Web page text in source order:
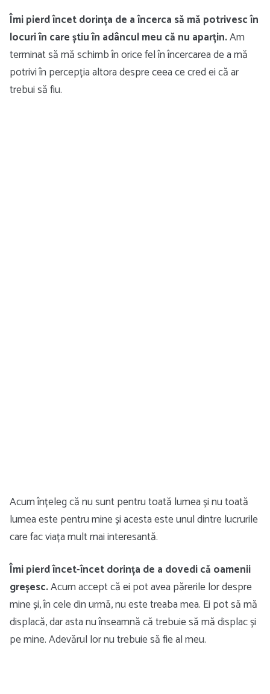
Îmi pierd încet dorința de a încerca să mă potrivesc în
locuri în care știu în adâncul meu că nu aparțin.Am
terminat să mă schimb în orice fel în încercarea de a mă
potrivi în percepția altora despre ceea ce cred ei că ar
trebui să fiu.
Acum înțeleg că nu sunt pentru toată lumea și nu toată
lumea este pentru mine și acesta este unul dintre lucrurile
care fac viața mult mai interesantă.
Îmi pierd încet-încet dorința de a dovedi că oamenii
greșesc.Acum accept că ei pot avea părerile lor despre
mine și, în cele din urmă, nu este treaba mea. Ei pot să mă
displacă, dar asta nu înseamnă că trebuie să mă displac și
pe mine. Adevărul lor nu trebuie să fie al meu.